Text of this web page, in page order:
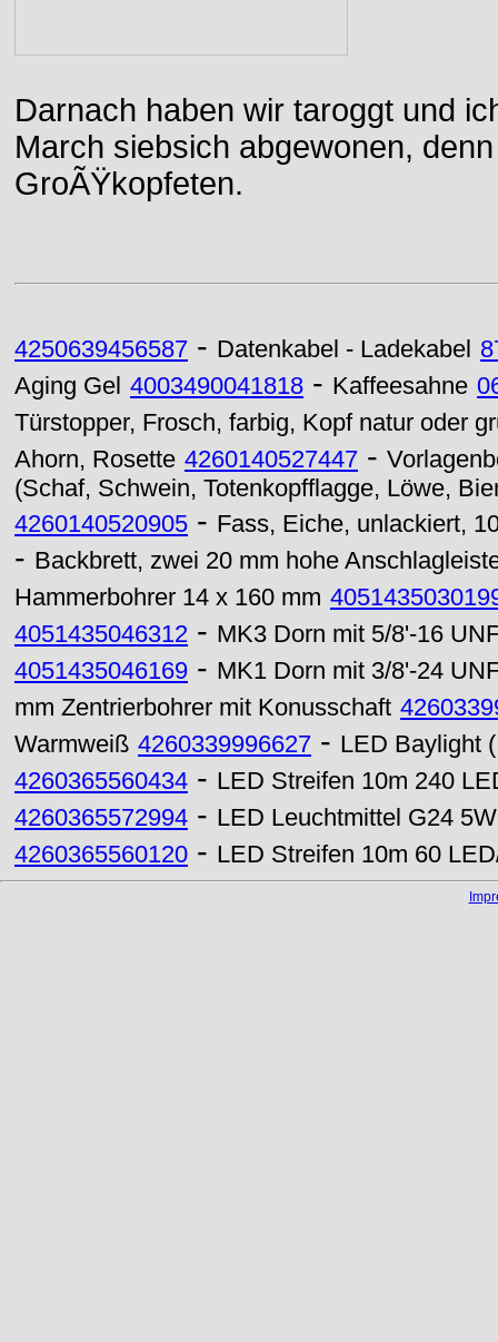
Darnach haben wir taroggt und
March siebsich abgewonen,
GroÃŸkopfeten.
4250639456587 - Datenkabel - Ladekabel
Aging Gel 4003490041818 - Kaffeesahne
Türstopper, Frosch, farbig, Kopf natur oder
Ahorn, Rosette 4260140527447 -
(Schaf, Schwein, Totenkopfflagge, Löwe,
4260140520905 - Fass, Eiche, unlackiert,
- Backbrett, zwei 20 mm hohe
Hammerbohrer 14 x 160 mm
4051435046312 - MK3 Dorn mit 5/8'-16
4051435046169 - MK1 Dorn mit 3/8'-24
mm Zentrierbohrer mit Konusschaft
Warmweiß 4260339996627 - LED Baylight
4260365560434 - LED Streifen 10m 240
4260365572994 - LED Leuchtmittel G24
4260365560120 - LED Streifen 10m 60